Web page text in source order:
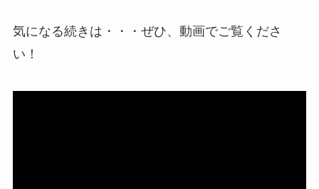
気になる続きは・・・ぜひ、動画でご覧くださ
い！